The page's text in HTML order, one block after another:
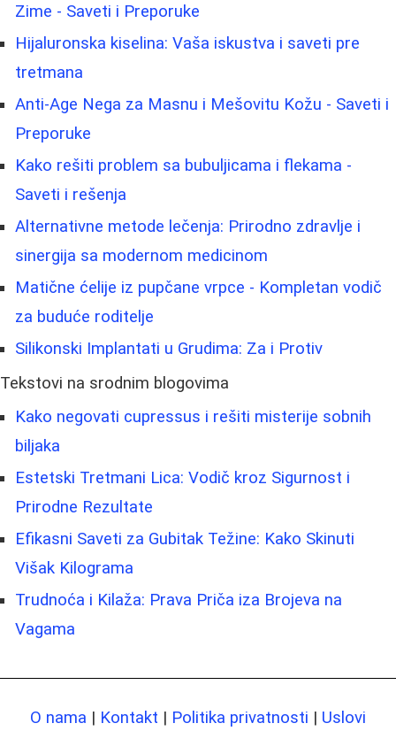
Zime - Saveti i Preporuke
Hijaluronska kiselina: Vaša iskustva i saveti pre
tretmana
Anti-Age Nega za Masnu i Mešovitu Kožu - Saveti i
Preporuke
Kako rešiti problem sa bubuljicama i flekama -
Saveti i rešenja
Alternativne metode lečenja: Prirodno zdravlje i
sinergija sa modernom medicinom
Matične ćelije iz pupčane vrpce - Kompletan vodič
za buduće roditelje
Silikonski Implantati u Grudima: Za i Protiv
Tekstovi na srodnim blogovima
Kako negovati cupressus i rešiti misterije sobnih
biljaka
Estetski Tretmani Lica: Vodič kroz Sigurnost i
Prirodne Rezultate
Efikasni Saveti za Gubitak Težine: Kako Skinuti
Višak Kilograma
Trudnoća i Kilaža: Prava Priča iza Brojeva na
Vagama
O nama | Kontakt | Politika privatnosti | Uslovi